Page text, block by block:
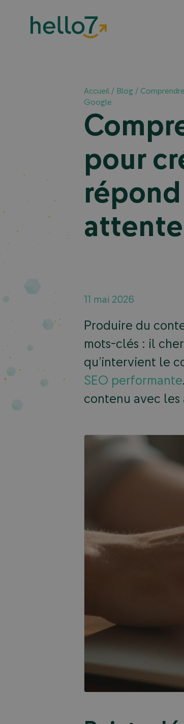
Accueil / Blog /
Google
pour
11 mai 2026
Produire du
mots-clés : il
qu’intervient le
SEO performante
contenu avec